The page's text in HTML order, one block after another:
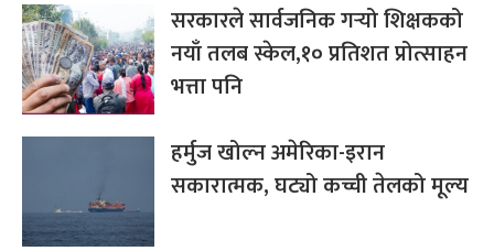
सरकारले सार्वजनिक गर्‍यो शिक्षकको
नयाँ तलब स्केल,१० प्रतिशत प्रोत्साहन
भत्ता पनि
हर्मुज खोल्न अमेरिका-इरान
सकारात्मक, घट्यो कच्ची तेलको मूल्य